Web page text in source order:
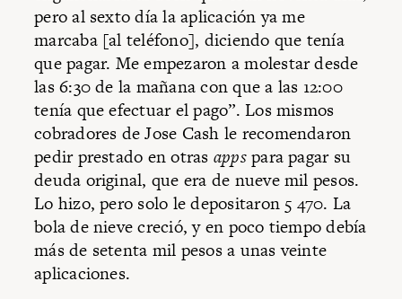
pero al sexto día la aplicación ya me
marcaba [al teléfono], diciendo que tenía
que pagar. Me empezaron a molestar desde
las 6:30 de la mañana con que a las 12:00
tenía que efectuar el pago”. Los mismos
cobradores de Jose Cash le recomendaron
pedir prestado en otras appspara pagar su
deuda original, que era de nueve mil pesos.
Lo hizo, pero solo le depositaron 5 470. La
bola de nieve creció, y en poco tiempo debía
más de setenta mil pesos a unas veinte
aplicaciones.